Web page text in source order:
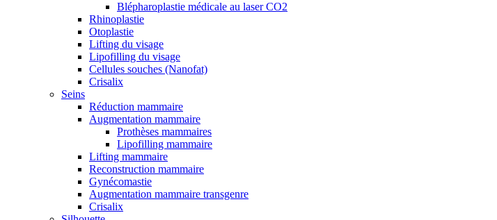
Blépharoplastie médicale au laser CO2
Rhinoplastie
Otoplastie
Lifting du visage
Lipofilling du visage
Cellules souches (Nanofat)
Crisalix
Seins
Réduction mammaire
Augmentation mammaire
Prothèses mammaires
Lipofilling mammaire
Lifting mammaire
Reconstruction mammaire
Gynécomastie
Augmentation mammaire transgenre
Crisalix